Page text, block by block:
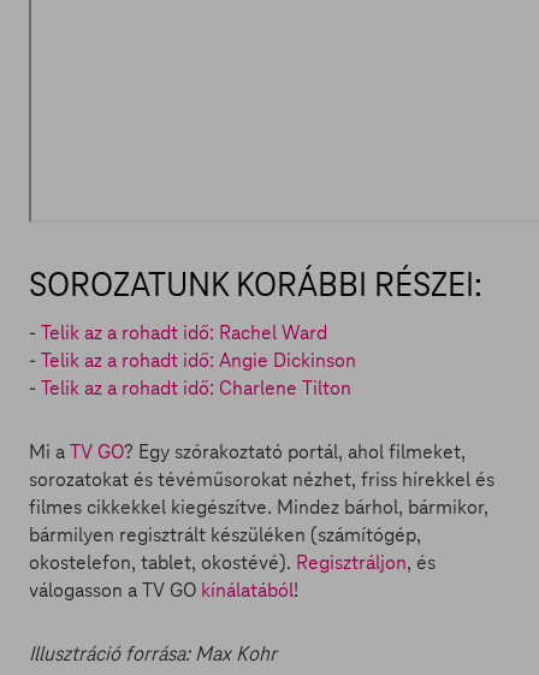
SOROZATUNK KORÁBBI RÉSZEI:
- Telik az a rohadt idő: Rachel Ward
- Telik az a rohadt idő: Angie Dickinson
- Telik az a rohadt idő: Charlene Tilton
Mi aTV GO? Egy szórakoztató portál, ahol filmeket,
sorozatokat és tévéműsorokat nézhet, friss hírekkel és
filmes cikkekkel kiegészítve. Mindez bárhol, bármikor,
bármilyen regisztrált készüléken (számítógép,
okostelefon, tablet, okostévé). Regisztráljon, és
válogasson a TV GO kínálatából!
Illusztráció forrása: Max Kohr